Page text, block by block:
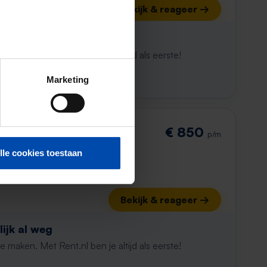
Marketing
cookies toestaan
Bekijk & reageer →
al weg
maken. Met Rent.nl ben je altijd als eerste!
€ 850 p/m
Bekijk & reageer →
al weg
maken. Met Rent.nl ben je altijd als eerste!